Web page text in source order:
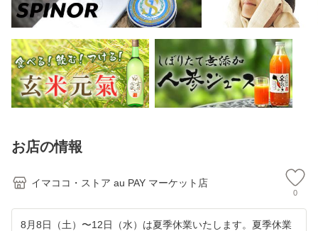
お店の情報
イマココ・ストア au PAY マーケット店
0
8月8日（土）〜12日（水）は夏季休業いたします。夏季休業